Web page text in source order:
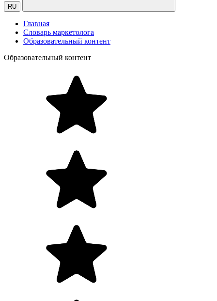
RU
Главная
Словарь маркетолога
Образовательный контент
Образовательный контент